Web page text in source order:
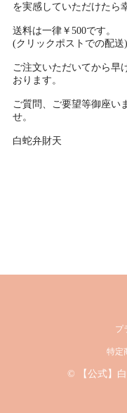
を実感していただけたら
送料は一律￥500です。
(クリックポストでの配送)
ご注文いただいてから早
おります。
ご質問、ご要望等御座い
せ。
白蛇弁財天
プ
特定
© 【公式】